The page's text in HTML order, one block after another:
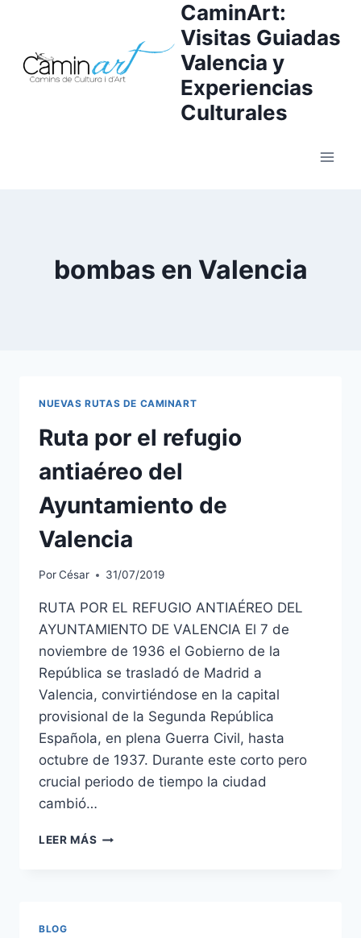
CaminArt:
Visitas Guiadas
Valencia y
Experiencias
Culturales
bombas en Valencia
NUEVAS RUTAS DE CAMINART
Ruta por el refugio
antiaéreo del
Ayuntamiento de
Valencia
PorCésar 31/07/2019
RUTA POR EL REFUGIO ANTIAÉREO DEL
AYUNTAMIENTO DE VALENCIA El 7 de
noviembre de 1936 el Gobierno de la
República se trasladó de Madrid a
Valencia, convirtiéndose en la capital
provisional de la Segunda República
Española, en plena Guerra Civil, hasta
octubre de 1937. Durante este corto pero
crucial periodo de tiempo la ciudad
cambió…
LEER MÁS
BLOG